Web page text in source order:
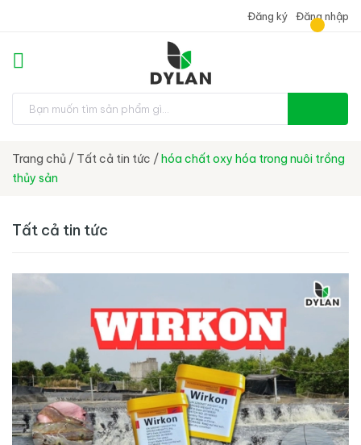
Đăng ký Đăng nhập
Trang chủ / Tất cả tin tức /hóa chất oxy hóa trong nuôi trồng
thủy sản
Tất cả tin tức